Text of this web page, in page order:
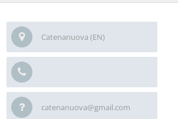
Catenanuova (EN)
catenanuova@gmail.com